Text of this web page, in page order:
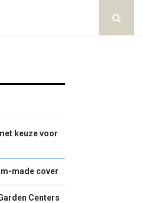
keuze voor
made cover
Centers